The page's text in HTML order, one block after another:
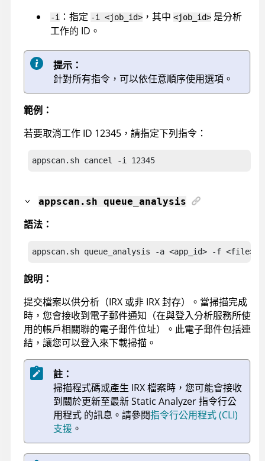
-i ：指定 -i <job_id> ，其中 <job_id> 是分析
工作的 ID。
提示：
針對所有指令，可以依任意順序使用選項。
範例：
若要取消工作 ID 12345，請指定下列指令：
appscan.sh cancel -i 12345
appscan .sh queue_analysis
語法：
appscan.sh queue_analysis -a <app_id> -f <file>
說明：
提交檔案以供分析（IRX 或非 IRX封存）。當掃描完成
時，您會接收到電子郵件通知（在與登入分析服務所使
用的帳戶相關聯的電子郵件位址）。此電子郵件包括連
結，讓您可以登入來下載掃描。
註：
掃描程式碼或產生 IRX檔案時，您可能會接收
到關於更新至最新Static Analyzer 指令行公
用程式 的訊息。 請參閱指令行公用程式 (CLI)
支援 。